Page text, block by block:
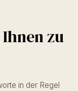
zu
in der Regel